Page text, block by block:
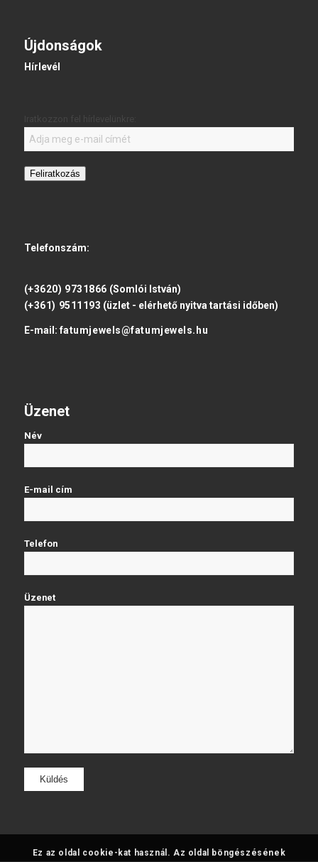
Újdonságok
Hírlevél
Feliratkozás
Telefonszám:
(+3620) 9731866 (Somlói István)
(+361) 9511193 (üzlet - elérhető nyitva tartási időben)
E-mail: fatumjewels@fatumjewels.hu
Üzenet
Név
E-mail cím
Telefon
Üzenet
Ez az oldal cookie-kat használ. Az oldal böngészésének